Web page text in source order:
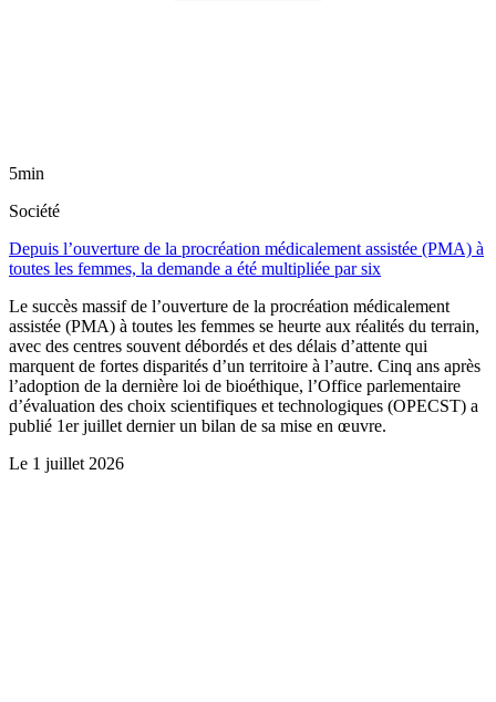
5min
Société
Depuis l’ouverture de la procréation médicalement assistée (PMA) à
toutes les femmes, la demande a été multipliée par six
Le succès massif de l’ouverture de la procréation médicalement
assistée (PMA) à toutes les femmes se heurte aux réalités du terrain,
avec des centres souvent débordés et des délais d’attente qui
marquent de fortes disparités d’un territoire à l’autre. Cinq ans après
l’adoption de la dernière loi de bioéthique, l’Office parlementaire
d’évaluation des choix scientifiques et technologiques (OPECST) a
publié 1er juillet dernier un bilan de sa mise en œuvre.
Le 1 juillet 2026